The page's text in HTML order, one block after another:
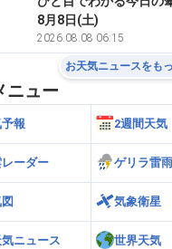
8月8日(土)
2026.08.08 06:15
お天気ニュースをも
ニュー
報 2週間天気
ーダー ゲリラ雷
気象衛星
ニュース 世界天気